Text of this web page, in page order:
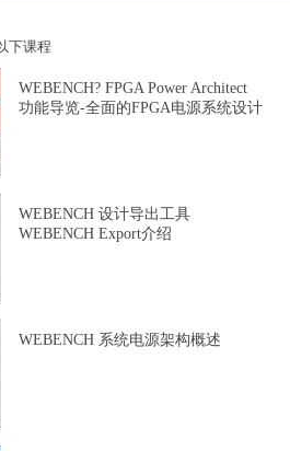
下课程
WEBENCH? FPGA Power Architect
功能导览-全面的FPGA电源系统设计
WEBENCH 设计导出工具
WEBENCH Export介绍
WEBENCH 系统电源架构概述